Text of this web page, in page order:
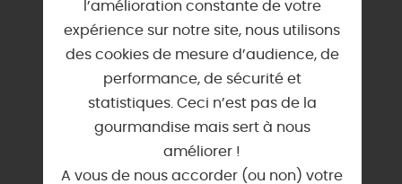
l’amélioration constante de votre
expérience sur notre site, nous utilisons
des cookies de mesure d’audience, de
performance, de sécurité et
statistiques. Ceci n’est pas de la
gourmandise mais sert à nous
améliorer !
A vous de nous accorder (ou non) votre